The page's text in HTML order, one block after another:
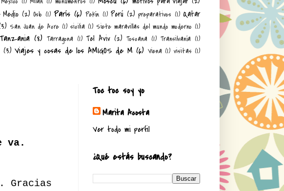
(2) Oslo (1) París (6) Pekín (1) Perú (2) preparativos (1) Qatar
San Juan de Acre (1) sicilia (1) Siete maravillas del mundo moderno (1)
Tanzania (8) Tarragona (1) Tel Aviv (2) Toscana (1) Transilvanía (1)
(3) Viajes y cosas de los AMIGOS de M (6) Viena (1) visitas (1)
va.
Gracias
Toc toc soy yo
Marita Acosta
Ver todo mi perfil
¿Qué estás buscando?